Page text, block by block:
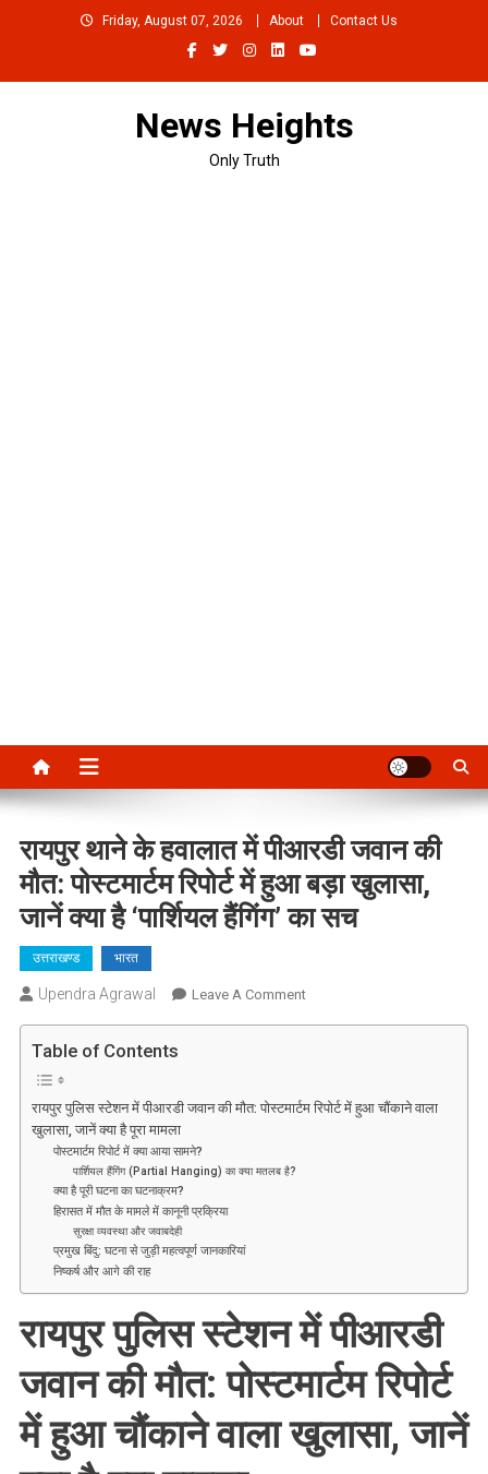
Friday, August 07, 2026 About Contact Us
News Heights
Only Truth
रायपुर थाने के हवालात में पीआरडी जवान की
मौत: पोस्टमार्टम रिपोर्ट में हुआ बड़ा खुलासा,
जानें क्या है ‘पार्शियल हैंगिंग’ का सच
उत्तराखण्ड भारत
Upendra Agrawal Leave A CommentOn
में
हुआ
बड़ा
खुलासा,
जानें
क्या
है
Table of Contents
रायपुर पुलिस स्टेशन में पीआरडी जवान की मौत: पोस्टमार्टम रिपोर्ट में हुआ चौंकाने वाला
खुलासा, जानें क्या है पूरा मामला
पोस्टमार्टम रिपोर्ट में क्या आया सामने?
पार्शियल हैंगिंग (Partial Hanging) का क्या मतलब है?
क्या है पूरी घटना का घटनाक्रम?
हिरासत में मौत के मामले में कानूनी प्रक्रिया
सुरक्षा व्यवस्था और जवाबदेही
प्रमुख बिंदु: घटना से जुड़ी महत्वपूर्ण जानकारियां
निष्कर्ष और आगे की राह
रायपुर पुलिस स्टेशन में पीआरडी
जवान की मौत: पोस्टमार्टम रिपोर्ट
में हुआ चौंकाने वाला खुलासा, जानें